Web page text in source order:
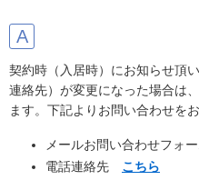
契約時（入居時）にお知らせ頂
連絡先）が変更になった場合は
ます。下記よりお問い合わせを
メールお問い合わせフォ
電話連絡先 こちら